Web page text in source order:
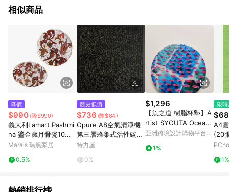
行為，不具贈點資格，部分退款不在此限。 6. APP 請更新至
貨後 45 天後發送。 8. 群眾募資商品，禮物卡，開館保證金，補
運費，攤位費等不具贈點資格。 9. LINE 購物站上之商品規格、
顏色、價位、贈品如與 Pinkoi 商品資訊頁及購物車不符，以
Pinkoi 購物商品資訊頁及購物車標示為準。 10. 點數紅包使用規
則請以點數紅包活動說明為準。 11. 若於 LINE 購物前往 Pinkoi
頁面後才首次下載 Pinkoi APP 並完成訂單，不符合導購資格；承
上，首次下載 Pinkoi APP 後，需透過 LINE 購物前往 Pinkoi 頁
相似商品
降價
$990 (降$990)
義大利Lamart Pashmi
na 鎏金歲月骨瓷10吋
橢圓盤／13吋蛋糕盤 -
Marais 瑪黑家居
0.5%
歷史低價
$736 (降$64)
Opure A8空氣清淨機
第三層蜂巢式活性碳顆
粒+沸石顆粒濾網 A8-
特力屋
0%
$1,296
【魚之道 樹脂杯墊】A
rtist SYOUTA Ocean
Art - 官方網站
亞洲跨境設計購物平台
1%
限
$68
A4
(20
1%